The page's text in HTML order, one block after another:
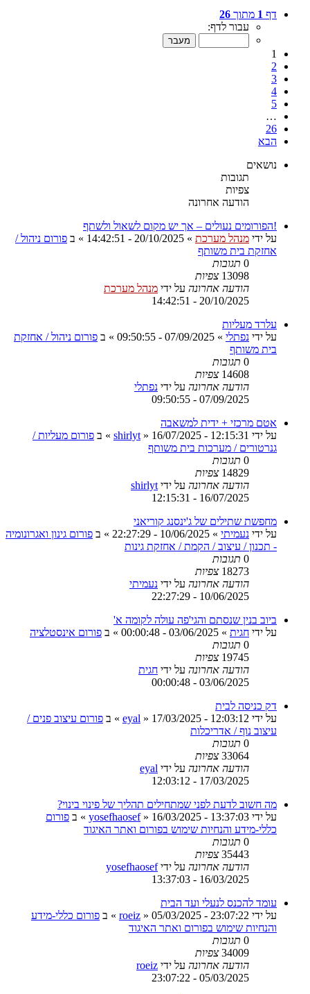
דף 1 מתוך 26
עבור לדף:
1
2
3
4
5
…
26
הבא
נושאים
תגובות
צפיות
הודעה אחרונה
!הפורומים נעולים – אך יש מקום לשאול ולשתף
על ידי מנהל מערכת »
20/10/2025 - 14:42:51 » ב פורום ניהול /
אחזקת בית משותף
0 תגובות
13098 צפיות
הודעה אחרונה על ידי מנהל מערכת
20/10/2025 - 14:42:51
עלרד מעליות
על ידי נפתלי »
07/09/2025 - 09:50:55 » ב פורום ניהול / אחזקת
בית משותף
0 תגובות
14608 צפיות
הודעה אחרונה על ידי נפתלי
07/09/2025 - 09:50:55
אטם מרכזי + ידית למשאבה
על ידי
shirlyt » 16/07/2025 - 12:15:31 » ב פורום מעליות /
גנרטורים / מערכות בית משותף
0 תגובות
14829 צפיות
הודעה אחרונה על ידי shirlyt
16/07/2025 - 12:15:31
מחפשת שתילים של ג'ינסנג קוריאני
על ידי נעמיתי »
10/06/2025 - 22:27:29 » ב פורום גינון ואגרונומיה
- תכנון / עיצוב / הקמת / אחזקת גינות
0 תגובות
18273 צפיות
הודעה אחרונה על ידי נעמיתי
10/06/2025 - 22:27:29
ביוב בנין שנסתם והגי'פה עולה לקומה א'
על ידי חגית »
03/06/2025 - 00:00:48 » ב פורום אינסטלציה
0 תגובות
19745 צפיות
הודעה אחרונה על ידי חגית
03/06/2025 - 00:00:48
דק כניסה לבית
על ידי
eyal » 17/03/2025 - 12:03:12 » ב פורום עיצוב פנים /
עיצוב נוף / אדריכלות
0 תגובות
33064 צפיות
הודעה אחרונה על ידי eyal
17/03/2025 - 12:03:12
מה חשוב לדעת לפני שמתחילים תהליך של פינוי בינוי?
על ידי
yosefhaosef» 16/03/2025 - 13:37:03 » ב פורום
כללי-מידע והנחיות שימוש בפורום ואתר האיגוד
0 תגובות
35443 צפיות
הודעה אחרונה על ידיyosefhaosef
16/03/2025 - 13:37:03
עומד להכנס לנעלי ועד הבית
על ידי
roeiz » 05/03/2025 - 23:07:22 » ב פורום כללי-מידע
והנחיות שימוש בפורום ואתר האיגוד
0 תגובות
34009 צפיות
הודעה אחרונה על ידי roeiz
05/03/2025 - 23:07:22